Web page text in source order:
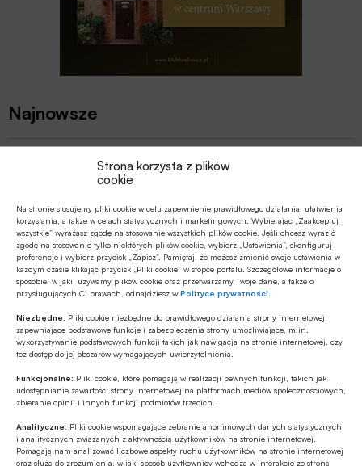
Strona korzysta z plików
cookie
Na stronie stosujemy pliki cookie w celu zapewnienie prawidłowego działania, ułatwienia
korzystania, a także w celach statystycznych i marketingowych. Wybierając „Zaakceptuj
wszystkie” wyrażasz zgodę na stosowanie wszystkich plików cookie. Jeśli chcesz wyrazić
zgodę na stosowanie tylko niektórych plików cookie, wybierz „Ustawienia”, skonfiguruj
preferencje i wybierz przycisk „Zapisz”. Pamiętaj, że możesz zmienić swoje ustawienia w
każdym czasie klikając przycisk „Pliki cookie” w stopce portalu. Szczegółowe informacje o
sposobie, w jaki używamy plików cookie oraz przetwarzamy Twoje dane, a także o
przysługujących Ci prawach, odnajdziesz wPolityce prywatności
Niezbędne: Pliki cookie niezbędne do prawidłowego działania strony internetowej,
zapewniające podstawowe funkcje i zabezpieczenia strony umożliwiające, m.in.
wykorzystywanie podstawowych funkcji takich jak nawigacja na stronie internetowej, czy
tez dostęp do jej obszarów wymagających uwierzytelnienia.
Funkcjonalne: Pliki cookie, które pomagają w realizacji pewnych funkcji, takich jak
udostępnianie zawartości strony internetowej na platformach mediów społecznościowych,
zbieranie opinii i innych funkcji podmiotów trzecich.
Analityczne: Pliki cookie wspomagające zebranie anonimowych danych statystycznych
i analitycznych związanych z aktywnością użytkowników na stronie internetowej.
Pomagają nam analizować liczbowe aspekty ruchu użytkowników na stronie internetowej
oraz służą do zrozumienia, w jaki sposób użytkownicy wchodzą w interakcje ze stroną
Najnowsze
EBC o ewentualnym finansowaniu
GOSPODARKA
Leasing w Polsce rośnie znacznie silniej
niż nasze PKB
Poziom aktywów OFE w lipcu ’26
osiągnął rekordową wartość 354,9 mld
zł
ESG
Fale upałów nie są wyłącznie
problemem pogodowym – to istotne
ryzyko biznesowe
GOSPODARKA